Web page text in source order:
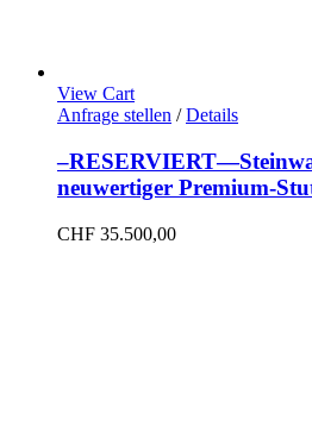
View Cart
Anfrage stellen / Details
neuwertiger Premium-
CHF 35.500,00